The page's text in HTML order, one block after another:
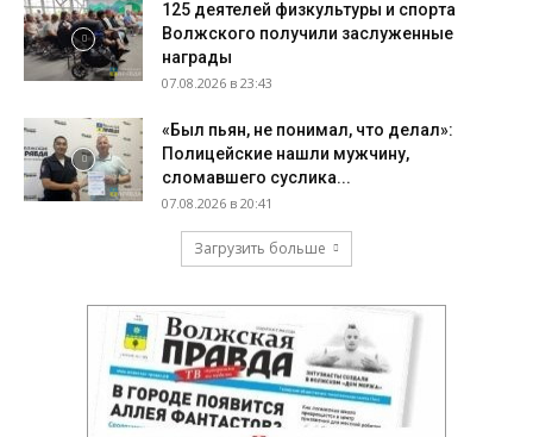
125 деятелей физкультуры и спорта
Волжского получили заслуженные
награды
07.08.2026 в 23:43
«Был пьян, не понимал, что делал»:
Полицейские нашли мужчину,
сломавшего суслика...
07.08.2026 в 20:41
Загрузить больше